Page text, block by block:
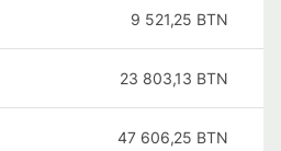
9 521,25 BTN
23 803,13 BTN
47 606,25 BTN